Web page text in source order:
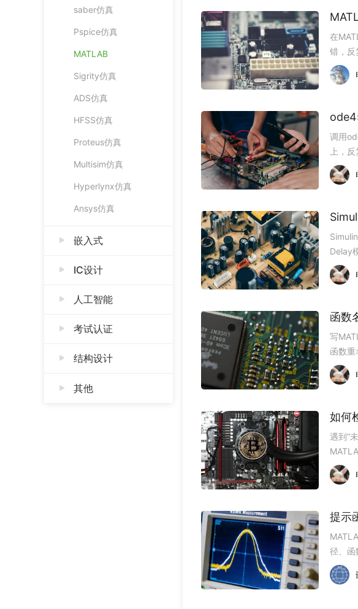
saber仿真
Pspice仿真
MATLAB
Sigrity仿真
ADS仿真
HFSS仿真
Proteus仿真
Multisim仿真
Hyperlynx仿真
Ansys仿真
嵌入式
IC设计
人工智能
考试认证
结构设计
其他
在
错，反
版本
先核对
调用
上，
法运
好就会
Delay
性，
就能兼
函数
写
函数重
找不
定位并
如何
遇到“
还是
名。若
提示
径、函
简单
错。1.